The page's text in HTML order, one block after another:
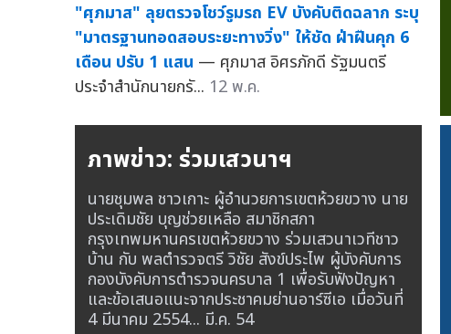
"ศุภมาส" ลุยตรวจโชว์รูมรถ EV บังคับติดฉลาก ระบุ
"มาตรฐานทอดสอบระยะทางวิ่ง" ให้ชัด ฝ่าฝืนคุก 6
เดือน ปรับ 1 แสน — ศุภมาส อิศรภักดี รัฐมนตรี
ประจำสำนักนายกรั... 12 พ.ค.
ภาพข่าว: ร่วมเสวนาฯ
นายชุมพล ชาวเกาะ ผู้อำนวยการเขตห้วยขวาง นาย
ประเดิมชัย บุญช่วยเหลือ สมาชิกสภา
กรุงเทพมหานครเขตห้วยขวาง ร่วมเสวนาเวทีชาว
บ้าน กับ พลตำรวจตรี วิชัย สังข์ประไพ ผู้บังคับการ
กองบังคับการตำรวจนครบาล 1 เพื่อรับฟังปัญหา
และข้อเสนอแนะจากประชาคมย่านอาร์ซีเอ เมื่อวันที่
4 มีนาคม 2554... มี.ค. 54